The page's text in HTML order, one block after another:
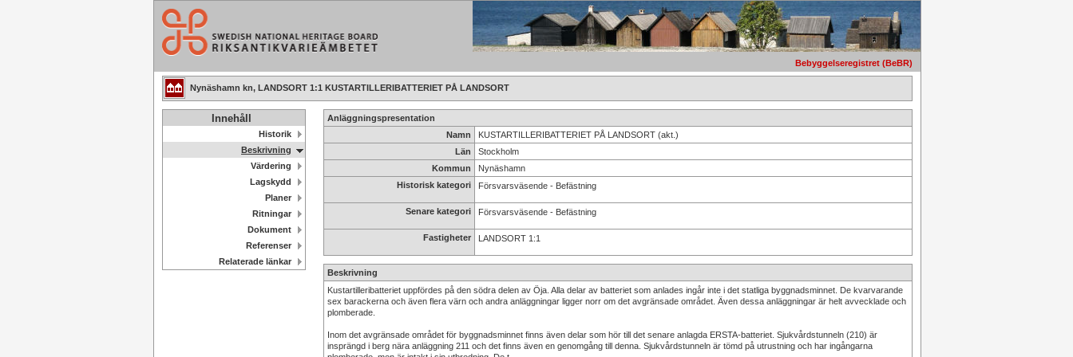
Bebyggelseregistret (BeBR)
Nynäshamn kn, LANDSORT 1:1 KUSTARTILLERIBATTERIET PÅ LANDSORT
Innehåll
Historik
Beskrivning
Värdering
Lagskydd
Planer
Ritningar
Dokument
Referenser
Relaterade länkar
Anläggningspresentation
Namn
KUSTARTILLERIBATTERIET PÅ LANDSORT (akt.)
Län
Stockholm
Kommun
Nynäshamn
Historisk kategori
Försvarsväsende - Befästning
Senare kategori Försvarsväsende - Befästning
Fastigheter LANDSORT 1:1
Beskrivning
Kustartilleribatteriet uppfördes på den södra delen av Öja. Alla delar av batteriet som anlades ingår inte i det statliga byggnadsminnet. De kvarvarande
sex barackerna och även flera värn och andra anläggningar ligger norr om det avgränsade området. Även dessa anläggningar är helt avvecklade och
plomberade.
Inom det avgränsade området för byggnadsminnet finns även delar som hör till det senare anlagda ERSTA-batteriet. Sjukvårdstunneln (210) är
insprängd i berg nära anläggning 211 och det finns även en genomgång till denna. Sjukvårdstunneln är tömd på utrustning och har ingångarna